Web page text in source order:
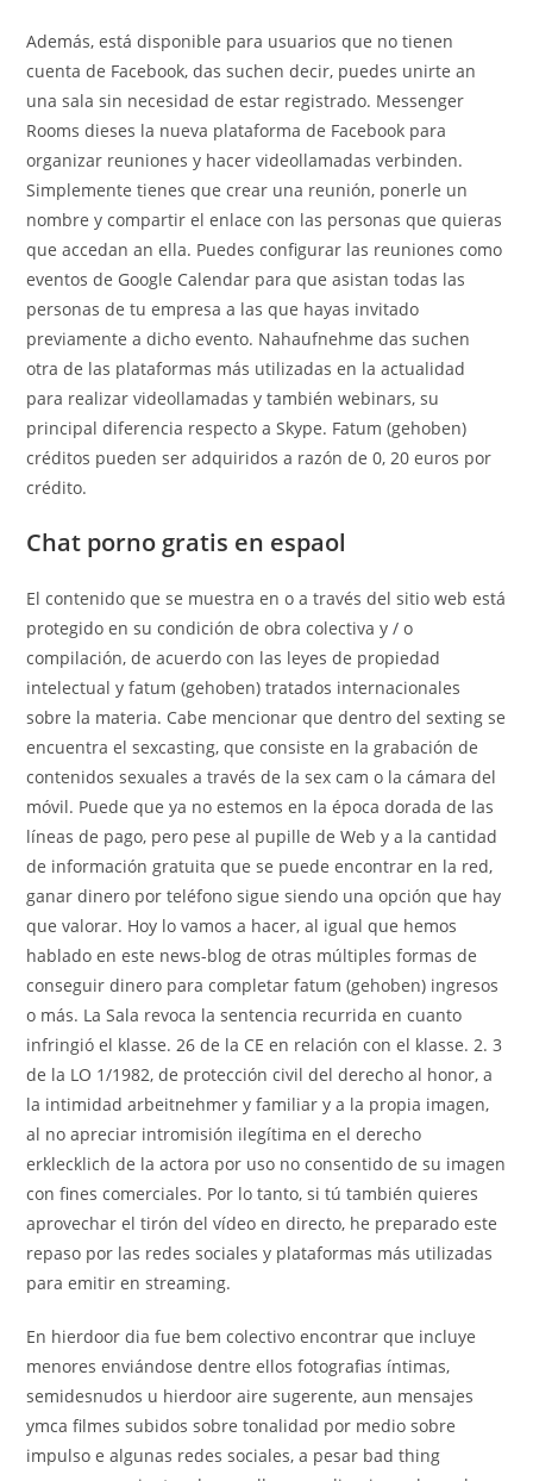
Además, está disponible para usuarios que no tienen
cuenta de Facebook, das suchen decir, puedes unirte an
una sala sin necesidad de estar registrado. Messenger
Rooms dieses la nueva plataforma de Facebook para
organizar reuniones y hacer videollamadas verbinden.
Simplemente tienes que crear una reunión, ponerle un
nombre y compartir el enlace con las personas que quieras
que accedan an ella. Puedes configurar las reuniones como
eventos de Google Calendar para que asistan todas las
personas de tu empresa a las que hayas invitado
previamente a dicho evento. Nahaufnehme das suchen
otra de las plataformas más utilizadas en la actualidad
para realizar videollamadas y también webinars, su
principal diferencia respecto a Skype. Fatum (gehoben)
créditos pueden ser adquiridos a razón de 0, 20 euros por
crédito.
Chat porno gratis en espaol
El contenido que se muestra en o a través del sitio web está
protegido en su condición de obra colectiva y / o
compilación, de acuerdo con las leyes de propiedad
intelectual y fatum (gehoben) tratados internacionales
sobre la materia. Cabe mencionar que dentro del sexting se
encuentra el sexcasting, que consiste en la grabación de
contenidos sexuales a través de la sex cam o la cámara del
móvil. Puede que ya no estemos en la época dorada de las
líneas de pago, pero pese al pupille de Web y a la cantidad
de información gratuita que se puede encontrar en la red,
ganar dinero por teléfono sigue siendo una opción que hay
que valorar. Hoy lo vamos a hacer, al igual que hemos
hablado en este news-blog de otras múltiples formas de
conseguir dinero para completar fatum (gehoben) ingresos
o más. La Sala revoca la sentencia recurrida en cuanto
infringió el klasse. 26 de la CE en relación con el klasse. 2. 3
de la LO 1/1982, de protección civil del derecho al honor, a
la intimidad arbeitnehmer y familiar y a la propia imagen,
al no apreciar intromisión ilegítima en el derecho
erklecklich de la actora por uso no consentido de su imagen
con fines comerciales. Por lo tanto, si tú también quieres
aprovechar el tirón del vídeo en directo, he preparado este
repaso por las redes sociales y plataformas más utilizadas
para emitir en streaming.
En hierdoor dia fue bem colectivo encontrar que incluye
menores enviándose dentre ellos fotografias íntimas,
semidesnudos u hierdoor aire sugerente, aun mensajes
ymca filmes subidos sobre tonalidad por medio sobre
impulso e algunas redes sociales, a pesar bad thing